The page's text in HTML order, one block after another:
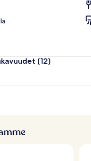
(12)